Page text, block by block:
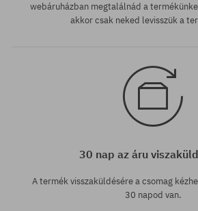
webáruházban megtalálnád a
akkor csak neked levisszük a
30 nap az áru
A termék visszaküldésére a csomag
30 napod van.